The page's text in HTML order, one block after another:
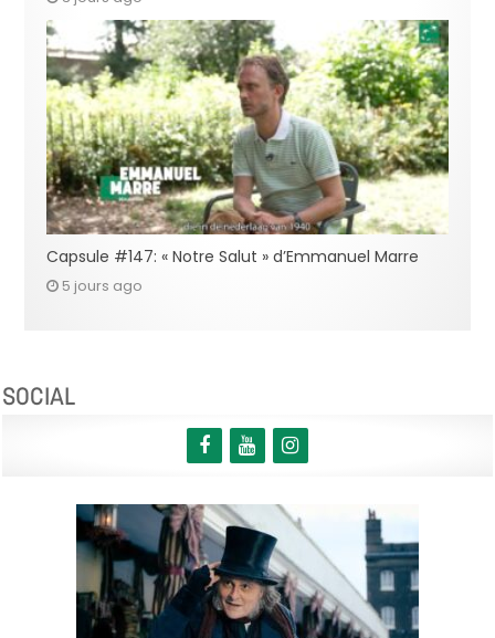
Capsule #147: « Notre Salut » d’Emmanuel Marre
5 jours ago
SOCIAL